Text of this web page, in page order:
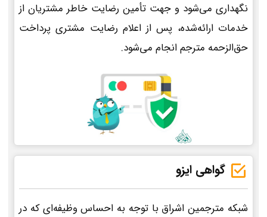
نگهداری می‌شود و جهت تأمین رضایت خاطر مشتریان از
خدمات ارائه‌شده، پس از اعلام رضایت مشتری پرداخت
حق‌الزحمه مترجم انجام می‌شود.
گواهی ایزو
شبکه مترجمین اشراق با توجه به احساس وظیفه‌ای که در